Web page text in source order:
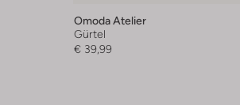
Omoda Atelier
Gürtel
€ 39,99